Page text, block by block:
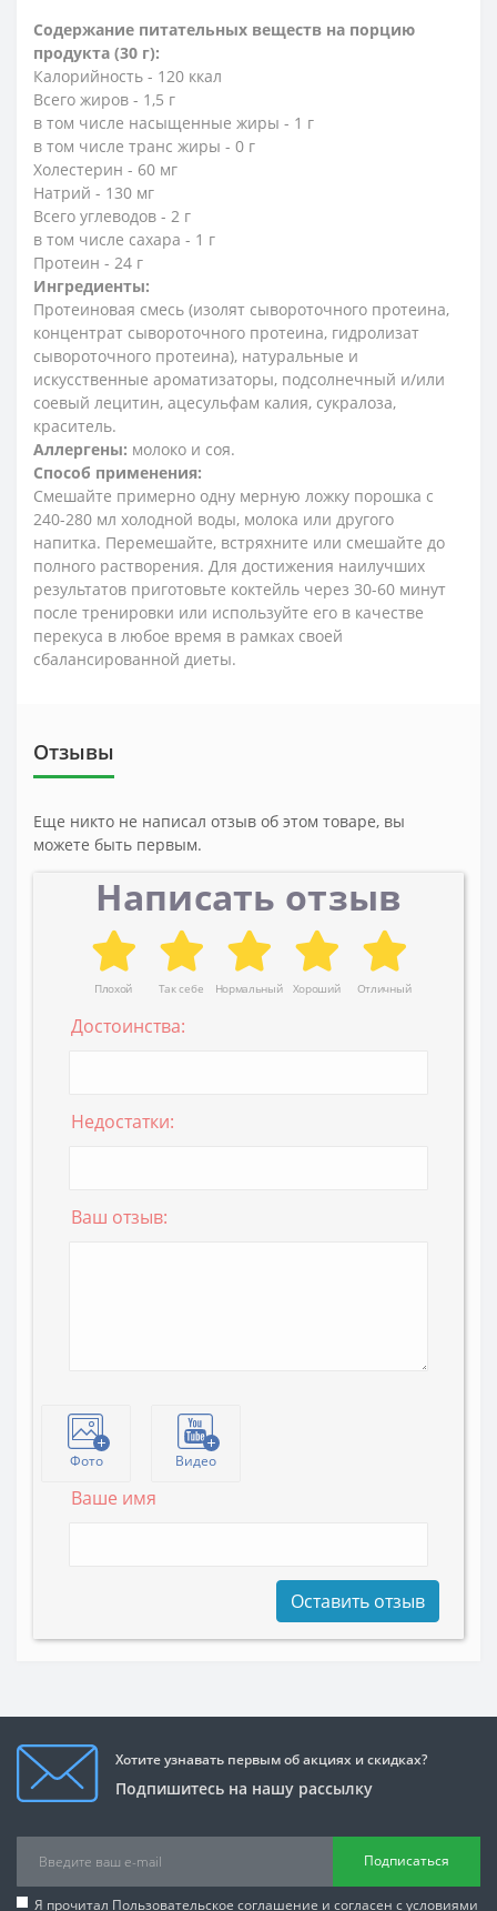
Содержание питательных веществ на порцию
продукта (30 г):
Калорийность - 120 ккал
Всего жиров - 1,5 г
в том числе насыщенные жиры - 1 г
в том числе транс жиры - 0 г
Холестерин - 60 мг
Натрий - 130 мг
Всего углеводов - 2 г
в том числе сахара - 1 г
Протеин - 24 г
Ингредиенты:
Протеиновая смесь (изолят сывороточного протеина,
концентрат сывороточного протеина, гидролизат
сывороточного протеина), натуральные и
искусственные ароматизаторы, подсолнечный и/или
соевый лецитин, ацесульфам калия, сукралоза,
краситель.
Аллергены: молоко и соя.
Способ применения:
Смешайте примерно одну мерную ложку порошка с
240-280 мл холодной воды, молока или другого
напитка. Перемешайте, встряхните или смешайте до
полного растворения. Для достижения наилучших
результатов приготовьте коктейль через 30-60 минут
после тренировки или используйте его в качестве
перекуса в любое время в рамках своей
сбалансированной диеты.
Отзывы
Еще никто не написал отзыв об этом товаре, вы
можете быть первым.
Написать отзыв
Плохой Так себе Нормальный Хороший Отличный
Достоинства:
Недостатки:
Ваш отзыв:
Фото Видео
Ваше имя
Оставить отзыв
Хотите узнавать первым об акциях и скидках?
Подпишитесь на нашу рассылку
Подписаться
Я прочитал Пользовательское соглашение и согласен с условиями